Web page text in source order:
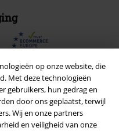
op onze website, die
Met deze technologieën
gebruikers, hun gedrag en
door ons geplaatst, terwijl
Wij en onze partners
en veiligheid van onze